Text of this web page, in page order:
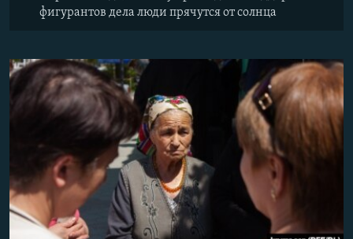
фигурантов дела люди прячутся от солнца